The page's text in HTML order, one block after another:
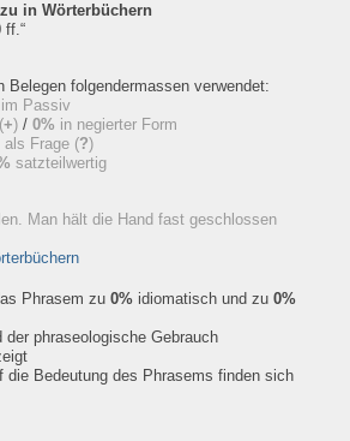
in Wörterbüchern
ff.“
Belegen folgendermassen verwendet:
im Passiv
+) / 0% in negierter Form
als Frage (?)
satzteilwertig
Man hält die Hand fast geschlossen
Phrasem zu 0% idiomatisch und zu 0%
der phraseologische Gebrauch
die Bedeutung des Phrasems finden sich